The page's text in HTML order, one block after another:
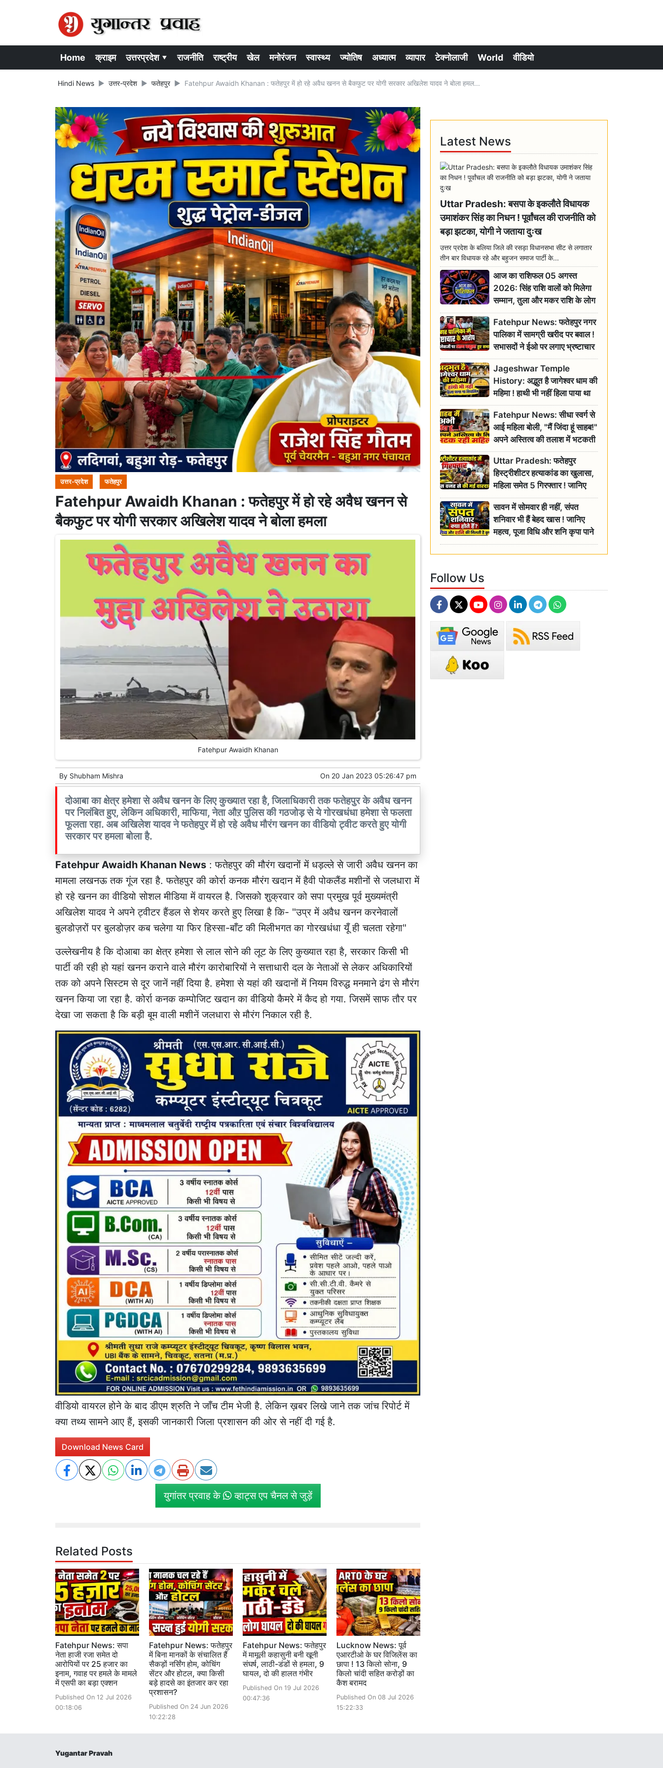
Home क्राइम उत्तरप्रदेश ▾ राजनीति राष्ट्रीय खेल मनोरंजन स्वास्थ्य ज्योतिष अध्यात्म व्यापार टेक्नोलाजी World वीडियो
Hindi News उत्तर-प्रदेश फतेहपुर Fatehpur Awaidh Khanan : फतेहपुर में हो रहे अवैध खनन से बैकफुट पर योगी सरकार अखिलेश यादव ने बोला हमल...
उत्तर-प्रदेश फतेहपुर
Fatehpur Awaidh Khanan : फतेहपुर में हो रहे अवैध खनन से
बैकफुट पर योगी सरकार अखिलेश यादव ने बोला हमला
Fatehpur Awaidh Khanan
By Shubham Mishra On 20 Jan 2023 05:26:47 pm
दोआबा का क्षेत्र हमेशा से अवैध खनन के लिए कुख्यात रहा है, जिलाधिकारी तक फतेहपुर के अवैध खनन
पर निलंबित हुए, लेकिन अधिकारी, माफिया, नेता औऱ पुलिस की गठजोड़ से ये गोरखधंधा हमेशा से फलता
फूलता रहा. अब अखिलेश यादव ने फतेहपुर में हो रहे अवैध मौरंग खनन का वीडियो ट्वीट करते हुए योगी
सरकार पर हमला बोला है.
Fatehpur Awaidh Khanan News : फतेहपुर की मौरंग खदानों में धड़ल्ले से जारी अवैध खनन का
मामला लखनऊ तक गूंज रहा है. फतेहपुर की कोर्रा कनक मौरंग खदान में हैवी पोकलैंड मशीनों से जलधारा में
हो रहे खनन का वीडियो सोशल मीडिया में वायरल है. जिसको शुक्रवार को सपा प्रमुख पूर्व मुख्यमंत्री
अखिलेश यादव ने अपने ट्वीटर हैंडल से शेयर करते हुए लिखा है कि- "उप्र में अवैध खनन करनेवालों
बुलडोज़रों पर बुलडोज़र कब चलेगा या फिर हिस्सा-बाँट की मिलीभगत का गोरखधंधा यूँ ही चलता रहेगा"
उल्लेखनीय है कि दोआबा का क्षेत्र हमेशा से लाल सोने की लूट के लिए कुख्यात रहा है, सरकार किसी भी
पार्टी की रही हो यहां खनन कराने वाले मौरंग कारोबारियों ने सत्ताधारी दल के नेताओं से लेकर अधिकारियों
तक को अपने सिस्टम से दूर जानें नहीं दिया है. हमेशा से यहां की खदानों में नियम विरुद्ध मनमाने ढंग से मौरंग
खनन किया जा रहा है. कोर्रा कनक कम्पोजिट खदान का वीडियो कैमरे में कैद हो गया. जिसमें साफ तौर पर
देखा जा सकता है कि बड़ी बूम वाली मशीनें जलधारा से मौरंग निकाल रही है.
वीडियो वायरल होने के बाद डीएम श्रुति ने जाँच टीम भेजी है. लेकिन ख़बर लिखे जाने तक जांच रिपोर्ट में
क्या तथ्य सामने आए हैं, इसकी जानकारी जिला प्रशासन की ओर से नहीं दी गई है.
Download News Card
युगांतर प्रवाह के व्हाट्स एप चैनल से जुड़ें
Related Posts
Fatehpur News: सपा
नेता हाजी रजा समेत दो
आरोपियों पर 25 हजार का
इनाम, गवाह पर हमले के मामले
में एसपी का बड़ा एक्शन
Published On 12 Jul 2026
00:18:06
Fatehpur News: फतेहपुर
में बिना मानकों के संचालित हैं
सैकड़ों नर्सिंग होम, कोचिंग
सेंटर और होटल, क्या किसी
बड़े हादसे का इंतजार कर रहा
प्रशासन?
Published On 24 Jun 2026
10:22:28
Fatehpur News: फतेहपुर
में मामूली कहासुनी बनी खूनी
संघर्ष, लाठी-डंडों से हमला, 9
घायल, दो की हालत गंभीर
Published On 19 Jul 2026
00:47:36
Lucknow News: पूर्व
एआरटीओ के घर विजिलेंस का
छापा ! 13 किलो सोना, 9
किलो चांदी सहित करोड़ों का
कैश बरामद
Published On 08 Jul 2026
15:22:33
Latest News
Uttar Pradesh: बसपा के इकलौते विधायक
उमाशंकर सिंह का निधन ! पूर्वांचल की राजनीति को
बड़ा झटका, योगी ने जताया दुःख
उत्तर प्रदेश के बलिया जिले की रसड़ा विधानसभा सीट से लगातार
तीन बार विधायक रहे और बहुजन समाज पार्टी के...
आज का राशिफल 05 अगस्त
2026: सिंह राशि वालों को मिलेगा
सम्मान, तुला और मकर राशि के लोग
रहें सतर्क
Fatehpur News: फतेहपुर नगर
पालिका में सामग्री खरीद पर बवाल !
सभासदों ने ईओ पर लगाए भ्रष्टाचार
के गंभीर आरोप
Jageshwar Temple
History: अद्भुत है जागेश्वर धाम की
महिमा ! हाथी भी नहीं हिला पाया था
शिवलिंग, जानिए क्या है इसका
इतिहास
Fatehpur News: सीधा स्वर्ग से
आई महिला बोली, "मैं जिंदा हूं साहब!"
अपने अस्तित्व की तलाश में भटकती
रही बुजुर्ग, एसडीएम ने दिए जांच के
आदेश
Uttar Pradesh: फतेहपुर
हिस्ट्रीशीटर हत्याकांड का खुलासा,
महिला समेत 5 गिरफ्तार ! जानिए
क्या था कनेक्शन?
सावन में सोमवार ही नहीं, संपत
शनिवार भी हैं बेहद खास ! जानिए
महत्व, पूजा विधि और शनि कृपा पाने
के आसान उपाय
Follow Us
Yugantar Pravah